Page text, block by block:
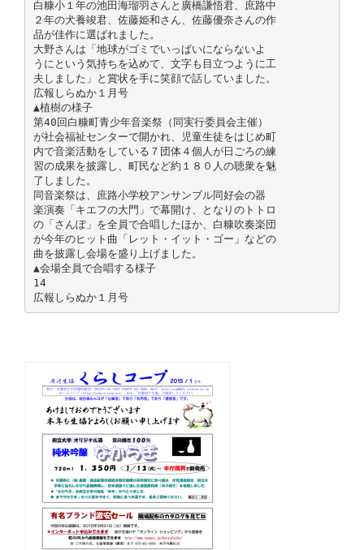
白糠小１年の池田海瑠羽さんと廣橋謙悟君、庶路中
２年の犬養竣君、佐藤姫和さん、佐藤優奈さんの作
品が佳作に選ばれました。
大野さんは「地球がゴミでいっぱいにならないよ
うにという気持ちを込めて、文字も目立つように工
夫しました」と賞状を手に笑顔で話していました。
広報しらぬか１月号
▲植樹の様子
第40回白糠町青少年音楽祭（同実行委員会主催）
が社会福祉センターで開かれ、児童生徒をはじめ町
内で音楽活動をしている７団体４個人が日ごろの練
習の成果を披露し、町民など約１８０人の聴衆を魅
了しました。
同音楽祭は、庶路小学校アンサンブル同好会の器
楽演奏「キエフの大門」で幕開け、となりのトトロ
の「さんぽ」を全員で合唱したほか、白糠吹奏楽団
が今年のヒット曲「レット・イット・ゴー」などの
曲を披露し会場を盛り上げました。
▲会場全員で合唱する様子
14
広報しらぬか１月号